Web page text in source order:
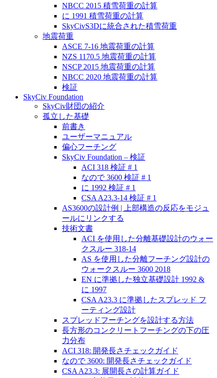
NBCC 2015 積雪荷重の計算
に 1991 積雪荷重の計算
SkyCivS3Dに統合された積雪荷重
地震荷重
ASCE 7-16 地震荷重の計算
NZS 1170.5 地震荷重の計算
NSCP 2015 地震荷重の計算
NBCC 2020 地震荷重の計算
検証
SkyCiv Foundation
SkyCiv財団の紹介
孤立した基礎
前書き
ユーザーマニュアル
偏心フーチング
SkyCiv Foundation – 検証
ACI 318 検証 # 1
なので 3600 検証 # 1
に 1992 検証 # 1
CSA A23.3-14 検証 # 1
AS3600の設計例 | 上部構造の反応をモジュ
ールにリンクする
技術文書
ACI を使用した分離基礎設計のウォー
クスルー 318-14
AS を使用した分離フーチング設計の
ウォークスルー 3600 2018
EN に準拠した独立基礎設計 1992 &
に 1997
CSA A23.3 に準拠したスプレッド フ
ーティング設計
スプレッドフーチングを設計する方法
長方形のコンクリートフーチングの下の圧
力分布
ACI 318: 開発長さチェックガイド
なので 3600: 開発長さチェックガイド
CSA A23.3: 展開長さの計算ガイド